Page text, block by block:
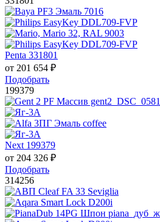
Penta 331801
от 201 654 ₽
Подобрать
199379
Next 199379
от 204 326 ₽
Подобрать
314256